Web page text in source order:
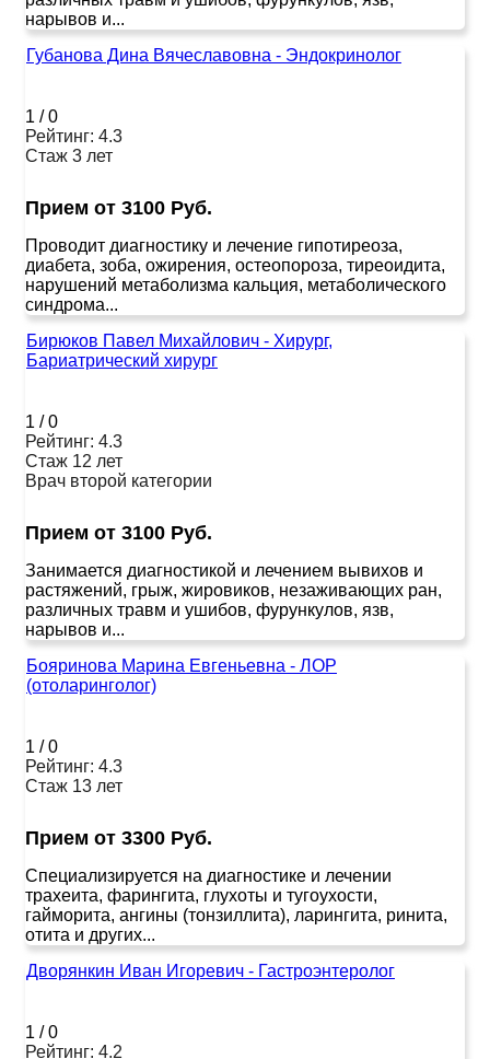
нарывов и...
Губанова Дина Вячеславовна - Эндокринолог
1 /0
Рейтинг: 4.3
Стаж 3 лет
Прием от 3100 Руб.
Проводит диагностику и лечение гипотиреоза,
диабета, зоба, ожирения, остеопороза, тиреоидита,
нарушений метаболизма кальция, метаболического
синдрома...
Бирюков Павел Михайлович - Хирург,
Бариатрический хирург
1 /0
Рейтинг: 4.3
Стаж 12 лет
Врач второй категории
Прием от 3100 Руб.
Занимается диагностикой и лечением вывихов и
растяжений, грыж, жировиков, незаживающих ран,
различных травм и ушибов, фурункулов, язв,
нарывов и...
Бояринова Марина Евгеньевна - ЛОР
(отоларинголог)
1 /0
Рейтинг: 4.3
Стаж 13 лет
Прием от 3300 Руб.
Специализируется на диагностике и лечении
трахеита, фарингита, глухоты и тугоухости,
гайморита, ангины (тонзиллита), ларингита, ринита,
отита и других...
Дворянкин Иван Игоревич - Гастроэнтеролог
1 /0
Рейтинг: 4.2